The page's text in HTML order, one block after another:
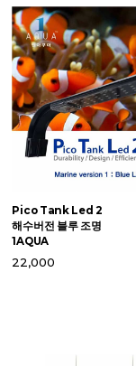
Pico Tank Led 2
해수버전 블루 조명
1AQUA
22,000